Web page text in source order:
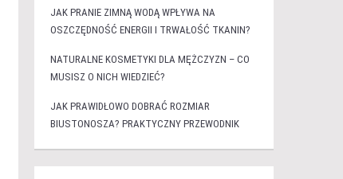
JAK PRANIE ZIMNĄ WODĄ WPŁYWA NA
OSZCZĘDNOŚĆ ENERGII I TRWAŁOŚĆ TKANIN?
NATURALNE KOSMETYKI DLA MĘŻCZYZN – CO
MUSISZ O NICH WIEDZIEĆ?
JAK PRAWIDŁOWO DOBRAĆ ROZMIAR
BIUSTONOSZA? PRAKTYCZNY PRZEWODNIK